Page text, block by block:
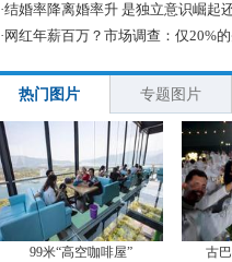
·结婚率降离婚率升 是独立意识崛起
· 网红年薪百万？市场调查：仅20%
热门图片 专题图片
99米“高空咖啡屋” 古